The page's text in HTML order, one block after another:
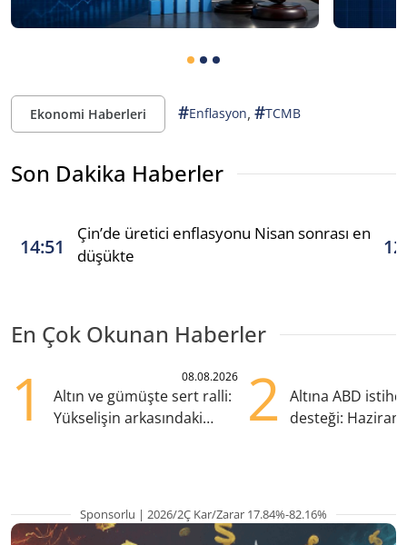
Ekonomi Haberleri #Enflasyon, #TCMB
Son Dakika Haberler
14:51
Çin’de üretici enflasyonu Nisan sonrası en
düşükte
En Çok Okunan Haberler
1 08.08.2026
Altın ve gümüşte sert ralli:
Yükselişin arkasındaki
2
Altına ABD
desteği:
Sponsorlu | 2026/2Ç Kar/Zarar 17.84%-82.16%